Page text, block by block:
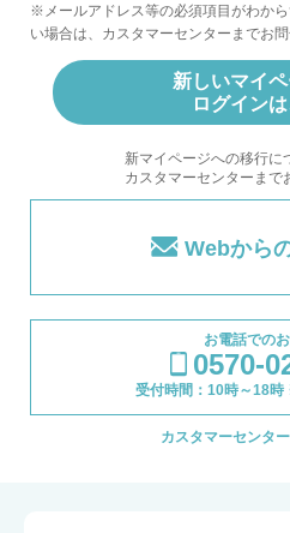
※メールアドレス等の必須項目がわか
い場合は、カスタマーセンターまでお問
新しいマイ
ログイン
新マイページへの移行に
カスタマーセンターまで
Webから
お電話での
0570-
受付時間：10時～18時
カスタマーセンタ